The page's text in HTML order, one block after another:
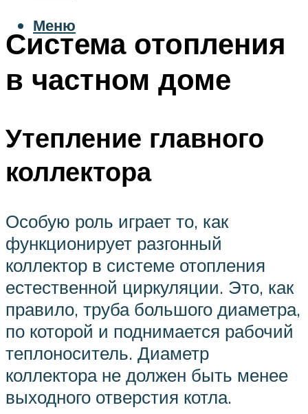
Меню
Система отопления
в частном доме
Утепление главного
коллектора
Особую роль играет то, как
функционирует разгонный
коллектор в системе отопления
естественной циркуляции. Это, как
правило, труба большого диаметра,
по которой и поднимается рабочий
теплоноситель. Диаметр
коллектора не должен быть менее
выходного отверстия котла.